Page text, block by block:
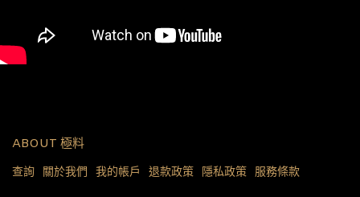
ABOUT 極料
查詢 關於我們 我的帳戶 退款政策 隱私政策 服務條款